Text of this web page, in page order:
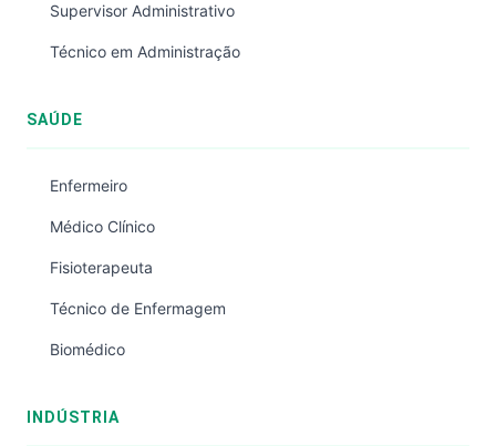
Supervisor Administrativo
Técnico em Administração
SAÚDE
Enfermeiro
Médico Clínico
Fisioterapeuta
Técnico de Enfermagem
Biomédico
INDÚSTRIA